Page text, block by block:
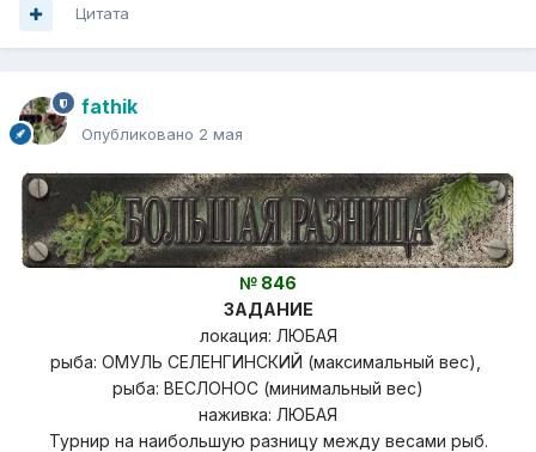
Цитата
fathik
Опубликовано 2 мая
№ 846
ЗАДАНИЕ
локация: ЛЮБАЯ
рыба: ОМУЛЬ СЕЛЕНГИНСКИЙ (максимальный вес),
рыба: ВЕСЛОНОС (минимальный вес)
наживка: ЛЮБАЯ
Турнир на наибольшую разницу между весами рыб.